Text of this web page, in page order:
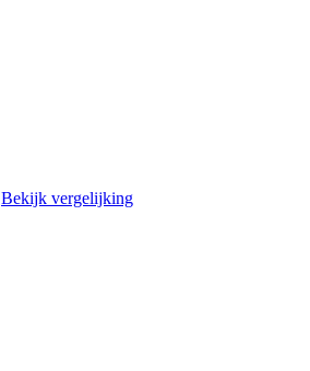
Bekijk vergelijking